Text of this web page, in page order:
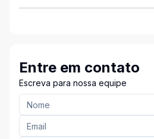
Entre em contato
Escreva para nossa equipe